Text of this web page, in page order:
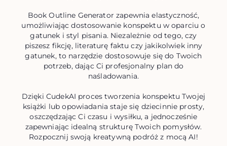
Book Outline Generator zapewnia elastyczność,
umożliwiając dostosowanie konspektu w oparciu o
gatunek i styl pisania. Niezależnie od tego, czy
piszesz fikcję, literaturę faktu czy jakikolwiek inny
gatunek, to narzędzie dostosowuje się do Twoich
potrzeb, dając Ci profesjonalny plan do
naśladowania.
Dzięki CudekAI proces tworzenia konspektu Twojej
książki lub opowiadania staje się dziecinnie prosty,
oszczędzając Ci czasu i wysiłku, a jednocześnie
zapewniając idealną strukturę Twoich pomysłów.
Rozpocznij swoją kreatywną podróż z mocą AI!